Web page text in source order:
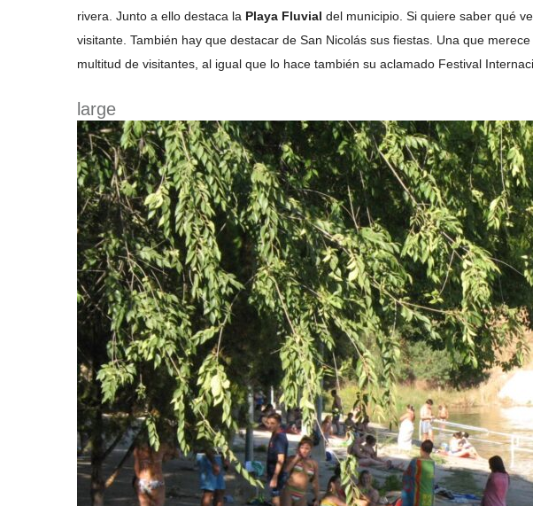
rivera. Junto a ello destaca la Playa Fluvial del municipio. Si quiere saber qué
visitante. También hay que destacar de San Nicolás sus fiestas. Una que
multitud de visitantes, al igual que lo hace también su aclamado Festival
large